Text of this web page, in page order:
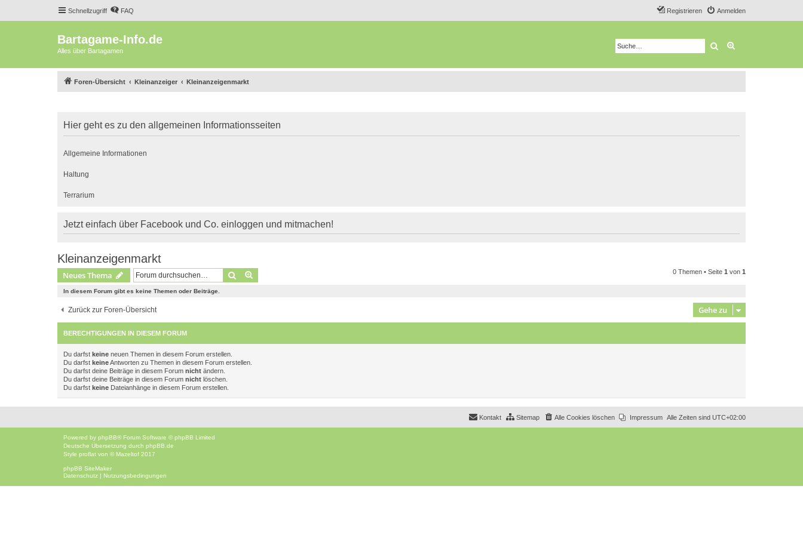
Schnellzugriff FAQ Anmelden
Registrieren
Bartagame-Info.de
Alles über Bartagamen Suche
Foren-Übersicht Kleinanzeiger Kleinanzeigenmarkt
Hier geht es zu den allgemeinen Informationsseiten
Allgemeine Informationen
Haltung
Terrarium
Jetzt einfach über Facebook und Co. einloggen und mitmachen!
Kleinanzeigenmarkt
Neues Thema Suche 0 Themen • Seite 1 von 1
In diesem Forum gibt es keine Themen oder Beiträge.
Zurück zur Foren-Übersicht Gehe zu
BERECHTIGUNGEN IN DIESEM FORUM
Du darfst keine neuen Themen in diesem Forum erstellen.
Du darfst keineAntworten zu Themen in diesem Forum erstellen.
Du darfst deine Beiträge in diesem Forum nicht ändern.
Du darfst deine Beiträge in diesem Forum nicht löschen.
Du darfst keine Dateianhänge in diesem Forum erstellen.
Alle Zeiten sind UTC+02:00
Impressum
Alle Cookies löschen
Sitemap
Kontakt
Powered by phpBB® Forum Software © phpBB Limited
Deutsche Übersetzung durch phpBB.de
Style proflat von © Mazeltof 2017
phpBB SiteMaker
Datenschutz | Nutzungsbedingungen